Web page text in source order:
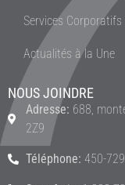
Services Corporatifs
Actualités à la Une
NOUS JOINDRE
Adresse: 688,
2Z9
Téléphone: 450-